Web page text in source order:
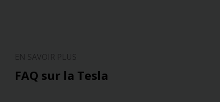
FAQ sur la Tesla